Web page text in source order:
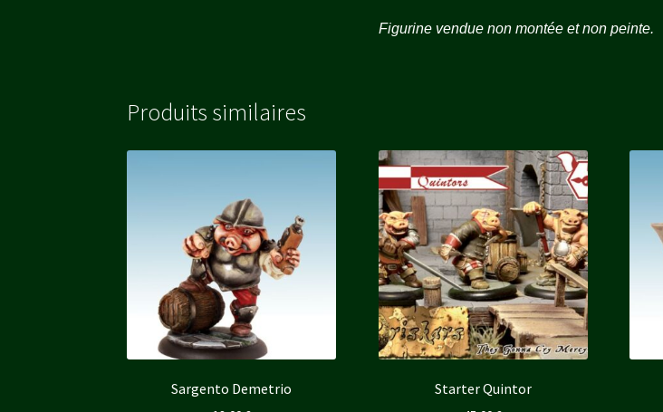
Figurine vendue non montée et non peinte.
Produits similaires
Sargento Demetrio Starter Quintor